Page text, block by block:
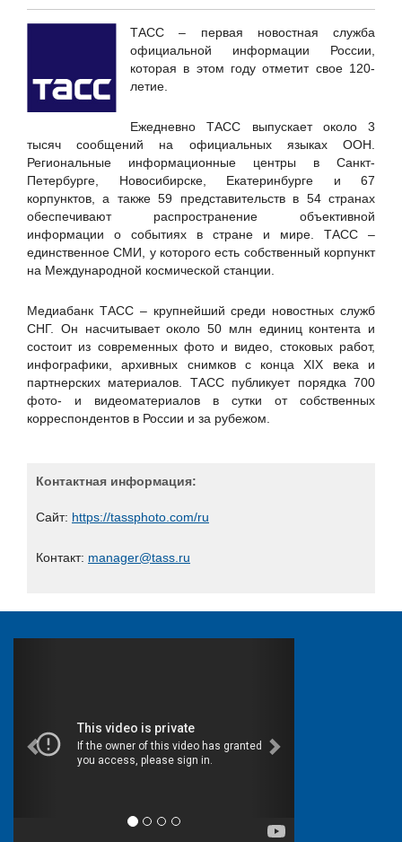
«Национальный удостоверяющий центр», ЗАО
АйТи Мониторинг
Аналитический банковский журнал
АО "ГЛОНАСС"
АО "Концерн "Автоматика"
АО "НИИЧаспром"
АО "РНТ"
АО «Корсон Технолоджис РУС»
АО «НИИ Масштаб»
Банковское обозрение
Вестник связи
Деловой клуб ШОС
Доктор Веб
Единый портал электронной подписи
Журнал «Системный администратор»
Журнал "СONNECT. Мир информационных технологий"
Журнал CIS
Журнал «Первая миля»
ТАСС – первая новостная служба
официальной информации России,
которая в этом году отметит свое 120-
летие.
Ежедневно ТАСС выпускает около 3
тысяч сообщений на официальных языках ООН.
Региональные информационные центры в Санкт-
Петербурге, Новосибирске, Екатеринбурге и 67
корпунктов, а также 59 представительств в 54 странах
обеспечивают распространение объективной
информации о событиях в стране и мире. ТАСС –
единственное СМИ, у которого есть собственный корпункт
на Международной космической станции.
Медиабанк ТАСС – крупнейший среди новостных служб
СНГ. Он насчитывает около 50 млн единиц контента и
состоит из современных фото и видео, стоковых работ,
инфографики, архивных снимков с конца ХIХ века и
партнерских материалов. ТАСС публикует порядка 700
фото- и видеоматериалов в сутки от собственных
корреспондентов в России и за рубежом.
Контактная информация:
Сайт: https://tassphoto.com/ru
Контакт: manager@tass.ru